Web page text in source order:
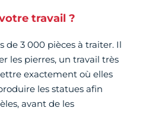
travail ?
de 3 000 pièces à traiter. Il
les pierres, un travail très
exactement où elles
les statues afin
avant de les